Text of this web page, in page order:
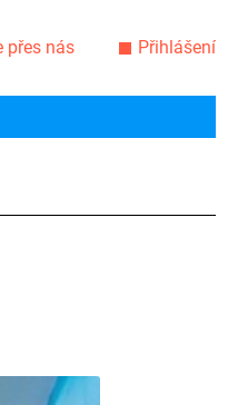
přes nás Přihlášení